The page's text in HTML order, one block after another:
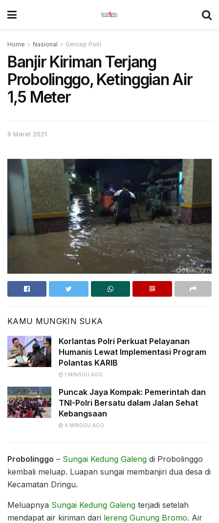
Home Nasional Gercep Polri
Banjir Kiriman Terjang
Probolinggo, Ketinggian Air
1,5 Meter
9 Maret 2021
KAMU MUNGKIN SUKA
Korlantas Polri Perkuat Pelayanan
Humanis Lewat Implementasi Program
Polantas KARIB
1 MINGGU AGO
Puncak Jaya Kompak: Pemerintah dan
TNI-Polri Bersatu dalam Jalan Sehat
Kebangsaan
4 MINGGU AGO
Probolinggo – Sungai Kedung Galeng di Probolinggo
kembali meluap. Luapan sungai membanjiri dua desa di
Kecamatan Dringu.
Meluapnya Sungai Kedung Galeng terjadi setelah
mendapat air kiriman dari lereng Gunung Bromo. Air